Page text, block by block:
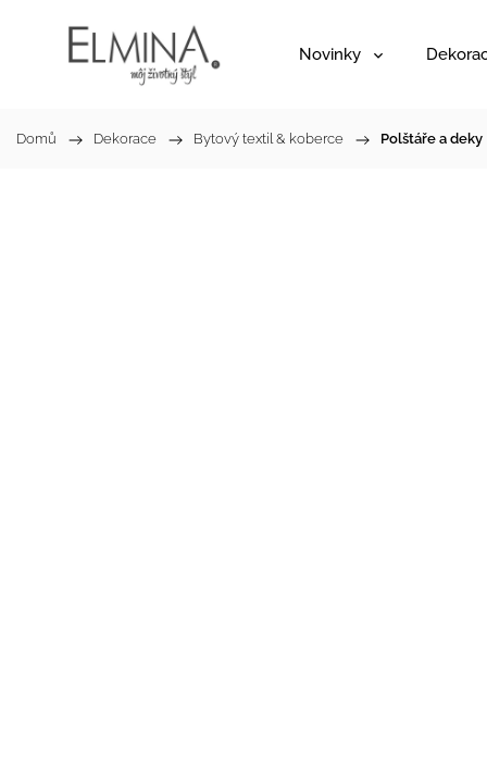
Novinky
Domů / Dekorace / Bytový textil & koberce / Polštáře a deky